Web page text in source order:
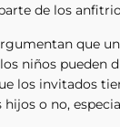
de los
que
niños pueden
los invitados
hijos o no,